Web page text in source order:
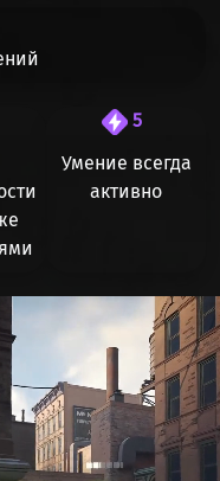
5
Умение всегда
активно